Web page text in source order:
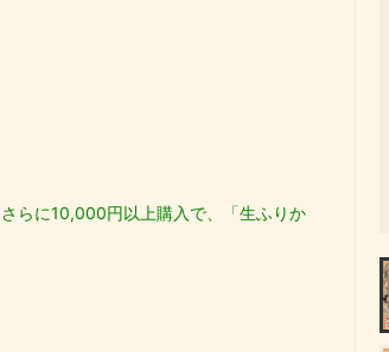
らに10,000円以上購入で、「生ふりか